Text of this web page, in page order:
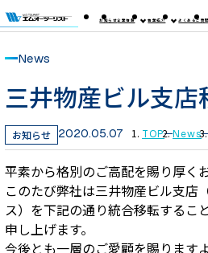
お知らせ企業情報 事業紹介 よくあるご質問
News
三井物産ビル支店
お知らせ 2020.05.07 TOP News
平素から格別のご高配を賜り厚く
このたび弊社は三井物産ビル支店
ス）を下記の通り統合移転するこ
申し上げます。
今後とも一層のご愛顧を賜ります